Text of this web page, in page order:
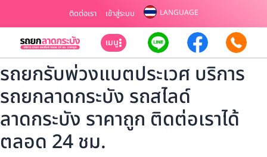
ติดต่อเรา เข้าสู่ระบบ LANGUAGE
เมนู
รถยกรับพ่วงแบตประเวศ บริการ
รถยกลาดกระบัง รถสไลด์
ลาดกระบัง ราคาถูก ติดต่อเราได้
ตลอด 24 ชม.